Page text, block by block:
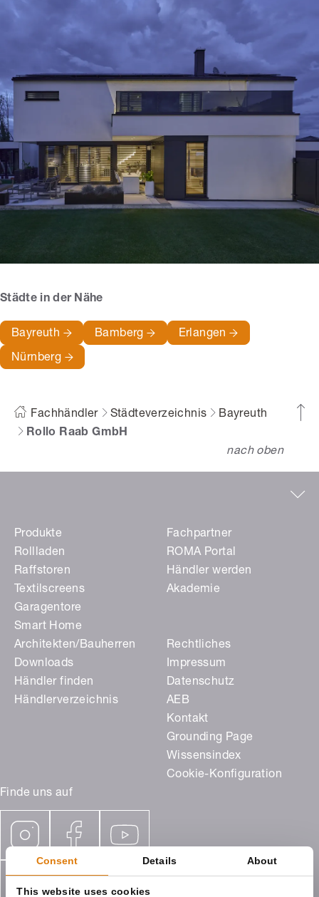
Consent Details About
This website uses cookies
Städte in der Nähe
Bayreuth Bamberg Erlangen
Nürnberg
Fachhändler Städteverzeichnis
Bayreuth
Rollo Raab GmbH
nach oben
Finde uns auf
Produkte
Rollladen
Raffstoren
Textilscreens
Garagentore
Smart Home
Fachpartner
ROMA Portal
Händler werden
Akademie
Architekten/Bauherren
Downloads
Händler finden
Händlerverzeichnis
Rechtliches
Impressum
Datenschutz
AEB
Kontakt
Grounding Page
Wissensindex
Cookie-Konfiguration